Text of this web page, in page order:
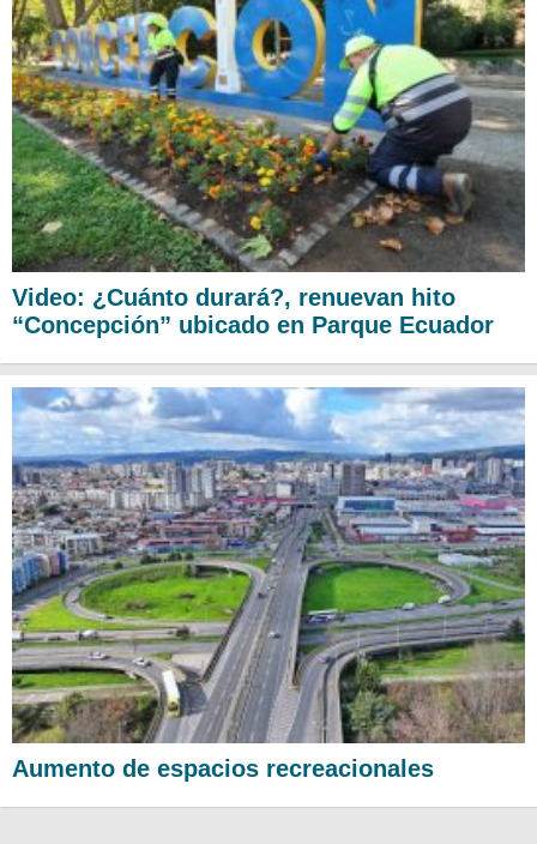
Video: ¿Cuánto durará?, renuevan hito
“Concepción” ubicado en Parque Ecuador
Aumento de espacios recreacionales